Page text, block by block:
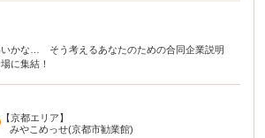
いかな… そう考えるあなたのための合同企業説明
に集結！
【京都エリア】
みやこめっせ(京都市勧業館)